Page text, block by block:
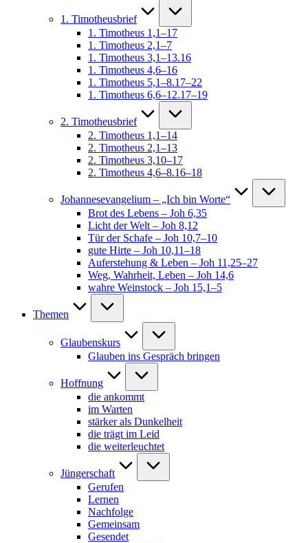
1. Timotheusbrief
1. Timotheus 1,1–17
1. Timotheus 2,1–7
1. Timotheus 3,1–13.16
1. Timotheus 4,6–16
1. Timotheus 5,1–8.17–22
1. Timotheus 6,6–12.17–19
2. Timotheusbrief
2. Timotheus 1,1–14
2. Timotheus 2,1–13
2. Timotheus 3,10–17
2. Timotheus 4,6–8.16–18
Johannesevangelium – „Ich bin Worte“
Brot des Lebens – Joh 6,35
Licht der Welt – Joh 8,12
Tür der Schafe – Joh 10,7–10
gute Hirte – Joh 10,11–18
Auferstehung & Leben – Joh 11,25–27
Weg, Wahrheit, Leben – Joh 14,6
wahre Weinstock – Joh 15,1–5
Themen
Glaubenskurs
Glauben ins Gespräch bringen
Hoffnung
die ankommt
im Warten
stärker als Dunkelheit
die trägt im Leid
die weiterleuchtet
Jüngerschaft
Gerufen
Lernen
Nachfolge
Gemeinsam
Gesendet